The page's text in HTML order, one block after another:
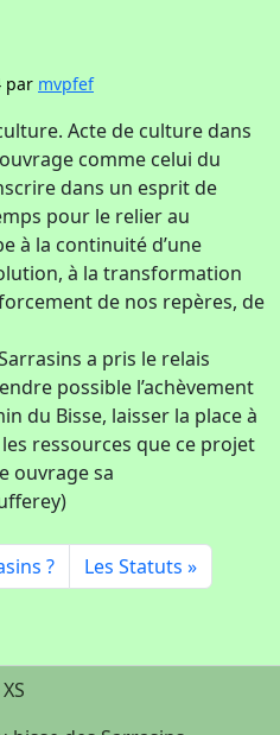
par mvpfef
Acte de culture dans
comme celui du
dans un esprit de
pour le relier au
à la continuité d’une
à la transformation
de nos repères, de
a pris le relais
possible l’achèvement
du Bisse, laisser la place à
ressources que ce projet
ouvrage sa
? Les Statuts
XS